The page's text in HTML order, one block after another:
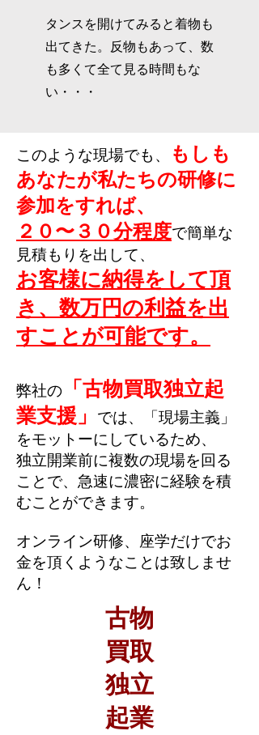
タンスを開けてみると着物も
出てきた。反物もあって、数
も多くて全て見る時間もな
い・・・
このような現場でも、
もしも
あなたが私たちの研修に
参加をすれば、
２０〜３０分程度で簡単な
見積もりを出して、
お客様に納得をして頂
き、 ​数万円の利益を出
すことが可能です。
弊社の 「古物買取独立起
業支援」
では、「現場主義」
をモットーにしているため、
独立開業前に複数の現場を回る
ことで、急速に濃密に経験を積
むことができます。
オンライン研修、座学だけでお
金を頂くようなことは致しませ
ん！
古物
買取
独立
起業